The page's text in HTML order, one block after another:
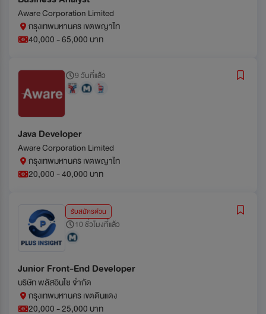
Aware Corporation Limited
กรุงเทพมหานคร เขตพญาไท
40,000 - 65,000 บาท
9 วันที่แล้ว
Java Developer
Aware Corporation Limited
กรุงเทพมหานคร เขตพญาไท
20,000 - 40,000 บาท
รับสมัครด่วน
10 ชั่วโมงที่แล้ว
Junior Front-End Developer
บริษัท พลัสอินไซ จำกัด
กรุงเทพมหานคร เขตดินแดง
20,000 - 25,000 บาท